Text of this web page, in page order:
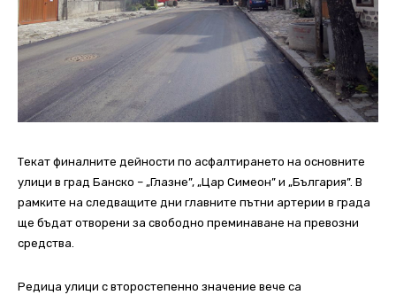
Текат финалните дейности по асфалтирането на основните
улици в град Банско – „Глазне”, „Цар Симеон” и „България”. В
рамките на следващите дни главните пътни артерии в града
ще бъдат отворени за свободно преминаване на превозни
средства.
Редица улици с второстепенно значение вече са